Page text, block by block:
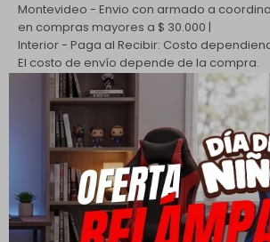
Montevideo - Envio con armado a
en compras mayores a $ 30.000 |
Interior - Paga al Recibir: Costo
El costo de envío depende de la compra.
PQuick Envío Coordinado
Envío sin costo
mayores a $ 30.000 |
Cambios y Devoluciones
Todas las compras realizadas tienen un
su cambio.
Ver mas